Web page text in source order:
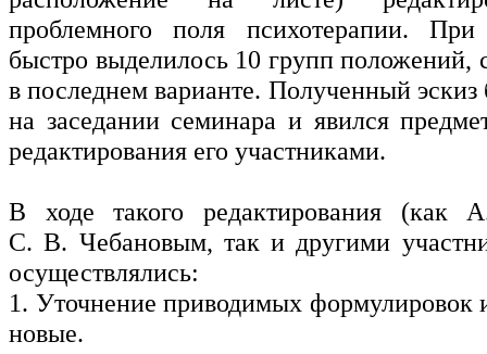
проблемного поля психотерапии.
быстро выделилось 10 групп положений,
в последнем варианте. Полученный эскиз
на заседании семинара и явился
редактирования его участниками.
В ходе такого редактирования
С. В. Чебановым, так и другими
осуществлялись:
1. Уточнение приводимых формулировок
новые.